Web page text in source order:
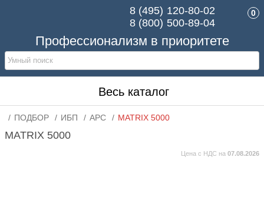
Профессионализм в приоритете
8 (495) 120-80-02
8 (800) 500-89-04
0
Весь каталог
ПОДБОР ИБП APC MATRIX 5000
MATRIX 5000
Цена с НДС на 07.08.2026